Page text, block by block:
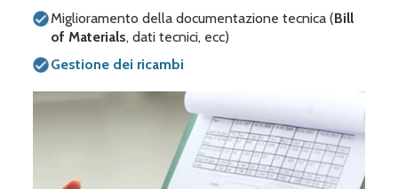
Miglioramento della documentazione tecnica (Bill
of Materials, dati tecnici, ecc)
Gestione dei ricambi